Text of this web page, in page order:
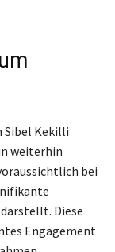
Sibel Kekilli
weiterhin
bei
Diese
Engagement